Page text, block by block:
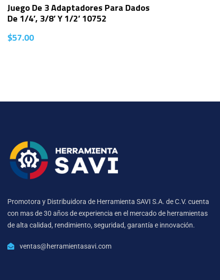
Juego De 3 Adaptadores Para Dados
De 1/4′, 3/8′ Y 1/2′ 10752
$57.00
Promotora y Distribuidora de Herramienta SAVI S.A. de C.V. cuenta
con mas de 30 años de experiencia en el mercado de herramientas
de alta calidad, rendimiento, seguridad, garantía e innovación.
ventas@herramientasavi.com